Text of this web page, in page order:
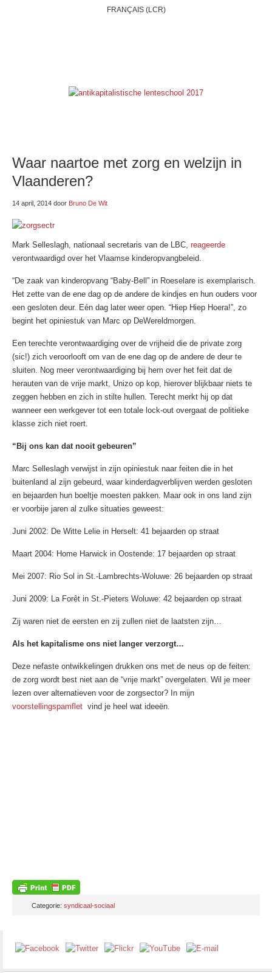
FRANÇAIS (LCR)
Waar naartoe met zorg en welzijn in
Vlaanderen?
14 april, 2014 door Bruno De Wit
Mark Selleslagh, nationaal secretaris van de LBC, reageerde
verontwaardigd over het Vlaamse kinderopvangbeleid.
“De zaak van kinderopvang “Baby-Bell” in Roeselare is exemplarisch.
Het zette van de ene dag op de andere de kindjes en hun ouders voor
een gesloten deur. Eén dag later weer open. “Hiep Hiep Hoera!”, zo
begint het opiniestuk van Marc op DeWereldmorgen.
Een terechte verontwaardiging over de vrijheid die de private zorg
(sic!) zich veroorlooft om van de ene dag op de andere de deur te
sluiten. Nog meer verontwaardiging bij hem over het feit dat de
herauten van de vrije markt, Unizo op kop, hierover blijkbaar niets te
zeggen hebben en zich in stilte hullen. Terecht merkt hij op dat
wanneer een werkgever tot een totale lock-out overgaat de politieke
klasse zich niet roert.
“Bij ons kan dat nooit gebeuren”
Marc Selleslagh verwijst in zijn opiniestuk naar feiten die in het
buitenland al zijn gebeurd, waar kinderdagverblijven werden gesloten
en bejaarden hun boeltje moesten pakken. Maar ook in ons land zijn
er voorbije jaren al zulke situaties geweest:
Juni 2002: De Witte Lelie in Herselt: 41 bejaarden op straat
Maart 2004: Home Harwick in Oostende: 17 bejaarden op straat
Mei 2007: Rio Sol in St.-Lambrechts-Woluwe: 26 bejaarden op straat
Juni 2009: La Forêt in St.-Pieters Woluwe: 42 bejaarden op straat
Zij waren niet de eersten en zij zullen niet de laatsten zijn…
Als het kapitalisme ons niet langer verzorgt…
Deze nefaste ontwikkelingen drukken ons met de neus op de feiten:
de zorg wordt best niet aan de “vrije markt” overgelaten. Wil je meer
lezen over alternatieven voor de zorgsector? In mijn
voorstellingspamflet vind je heel wat ideeën.
Categorie: syndicaal-sociaal